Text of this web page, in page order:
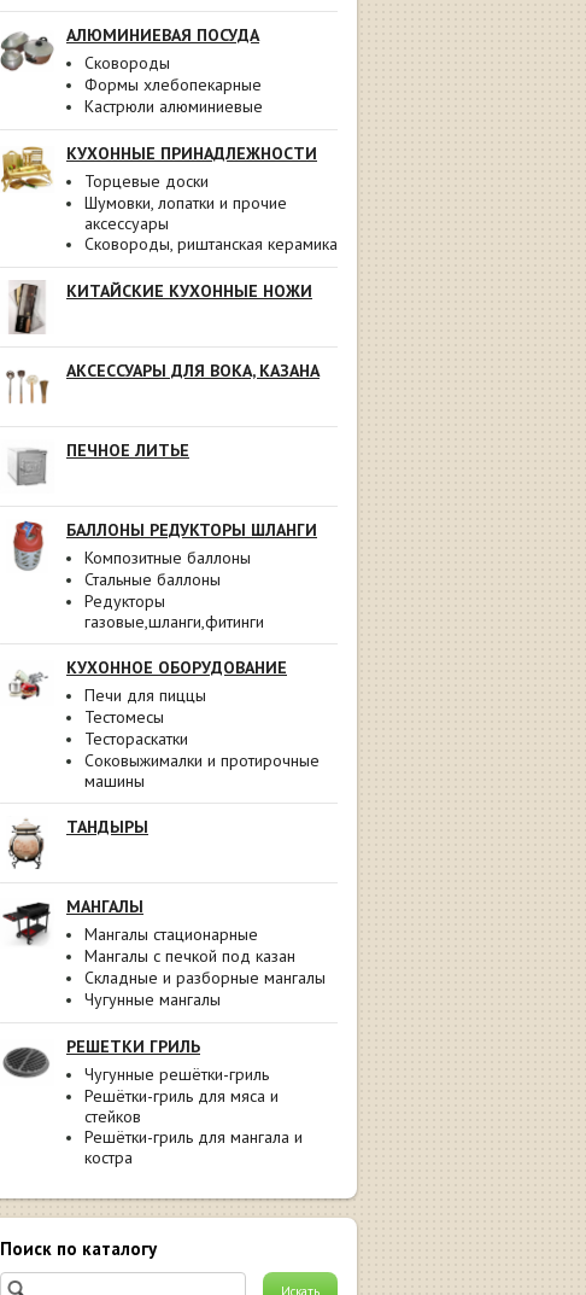
АЛЮМИНИЕВАЯ ПОСУДА
Сковороды
Формы хлебопекарные
Кастрюли алюминиевые
КУХОННЫЕ ПРИНАДЛЕЖНОСТИ
Торцевые доски
Шумовки, лопатки и прочие
аксессуары
Сковороды, риштанская керамика
КИТАЙСКИЕ КУХОННЫЕ НОЖИ
АКСЕССУАРЫ ДЛЯ ВОКА, КАЗАНА
ПЕЧНОЕ ЛИТЬЕ
БАЛЛОНЫ РЕДУКТОРЫ ШЛАНГИ
Композитные баллоны
Стальные баллоны
Редукторы
газовые,шланги,фитинги
КУХОННОЕ ОБОРУДОВАНИЕ
Печи для пиццы
Тестомесы
Тестораскатки
Соковыжималки и протирочные
машины
ТАНДЫРЫ
МАНГАЛЫ
Мангалы стационарные
Мангалы с печкой под казан
Складные и разборные мангалы
Чугунные мангалы
РЕШЕТКИ ГРИЛЬ
Чугунные решётки-гриль
Решётки-гриль для мяса и
стейков
Решётки-гриль для мангала и
костра
Поиск по каталогу